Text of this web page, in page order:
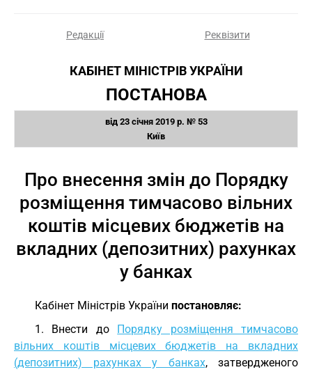
Редакції Реквізити
КАБІНЕТ МІНІСТРІВ УКРАЇНИ
ПОСТАНОВА
від 23 січня 2019 р. № 53
Київ
Про внесення змін до Порядку
розміщення тимчасово вільних
коштів місцевих бюджетів на
вкладних (депозитних) рахунках
у банках
Кабінет Міністрів України постановляє:
1. Внести до Порядку розміщення тимчасово
вільних коштів місцевих бюджетів на вкладних
(депозитних) рахунках у банках, затвердженого